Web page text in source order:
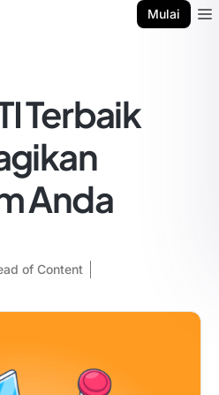
Mulai
Terbaik
Anda
of Content